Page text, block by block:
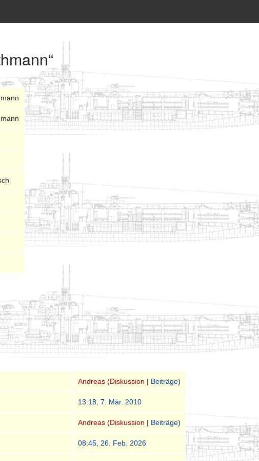
Andreas (Diskussion | Beiträge)
13:18, 7. Mär. 2010
Andreas (Diskussion | Beiträge)
08:45, 26. Feb. 2026